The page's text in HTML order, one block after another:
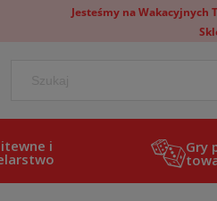
Jesteśmy na Wakacyjnych
i Gry